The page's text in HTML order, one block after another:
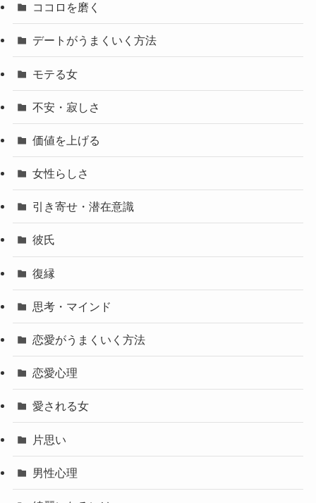
ココロを磨く
デートがうまくいく方法
モテる女
不安・寂しさ
価値を上げる
女性らしさ
引き寄せ・潜在意識
彼氏
復縁
思考・マインド
恋愛がうまくいく方法
恋愛心理
愛される女
片思い
男性心理